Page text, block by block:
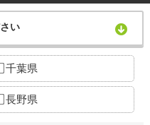
い
千葉県
長野県